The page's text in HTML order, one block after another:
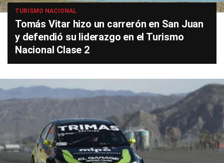
TURISMO NACIONAL
Tomás Vitar hizo un carrerón en San Juan
y defendió su liderazgo en el Turismo
Nacional Clase 2